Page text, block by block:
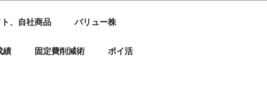
、自社商品 バリュー株
績 固定費削減術 ポイ活